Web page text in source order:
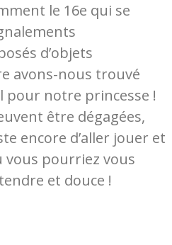
le 16e qui se
d’objets
avons-nous trouvé
pour notre princesse !
être dégagées,
encore d’aller jouer et
vous pourriez vous
et douce !